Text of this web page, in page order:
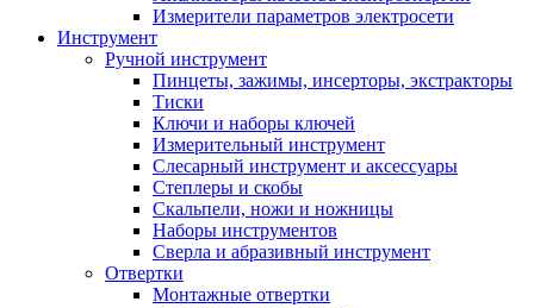
Измерители параметров электросети
Инструмент
Ручной инструмент
Пинцеты, зажимы, инсерторы, экстракторы
Тиски
Ключи и наборы ключей
Измерительный инструмент
Слесарный инструмент и аксессуары
Степлеры и скобы
Скальпели, ножи и ножницы
Наборы инструментов
Сверла и абразивный инструмент
Отвертки
Монтажные отвертки